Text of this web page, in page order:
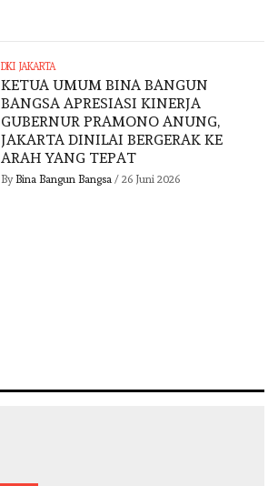
DKI JAKARTA
KETUA UMUM BINA BANGUN
BANGSA APRESIASI KINERJA
GUBERNUR PRAMONO ANUNG,
JAKARTA DINILAI BERGERAK KE
ARAH YANG TEPAT
By Bina Bangun Bangsa/ 26 Juni 2026